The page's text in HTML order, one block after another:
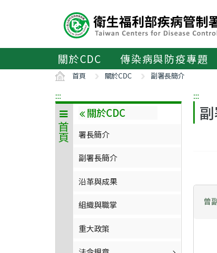
區
關於CDC 傳染病與防疫專題
首頁 關於CDC 副署長簡介
:::
首頁
關於CDC
署長簡介
副署長簡介
沿革與成果
組織與職掌
重大政策
:::
曾